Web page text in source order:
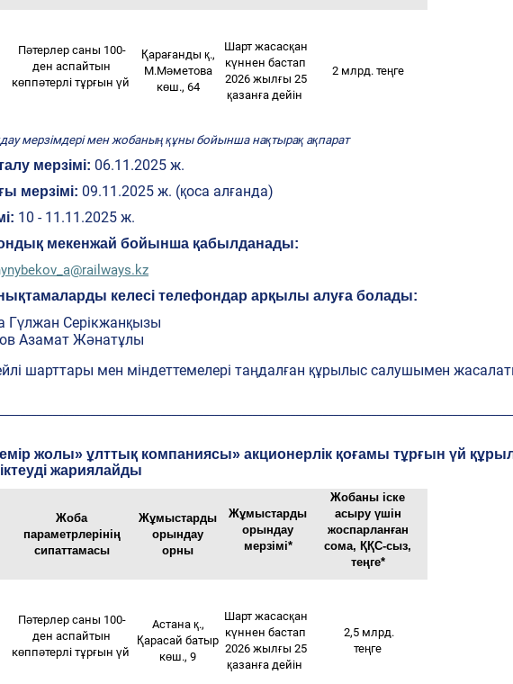
Пәтерлер саны 100-
ден аспайтын
көппәтерлі тұрғын үй
Қарағанды қ.,
М.Мәметова
көш., 64
Шарт жасасқан
күннен бастап
2026 жылғы 25
қазанға дейін
2 млрд. теңге
мерзімдері мен жобаның құны бойынша нақтырақ ақпарат
мерзімі: 06.11.2025 ж.
мерзімі: 09.11.2025 ж. (қоса алғанда)
10 - 11.11.2025 ж.
мекенжай бойынша қабылданады:
келесі телефондар арқылы алуға болады:
Гүлжан Серікжанқызы
Азамат Жәнатұлы
шарттары мен міндеттемелері таңдалған құрылыс салушымен
жолы» ұлттық компаниясы» акционерлік қоғамы тұрғын үй
жариялайды
Жоба
параметрлерінің
сипаттамасы
Жұмыстарды
орындау
орны
Жұмыстарды
орындау
мерзімі*
Жобаны іске
асыру үшін
жоспарланған
сома, ҚҚС-сыз,
теңге*
Пәтерлер саны 100-
ден аспайтын
көппәтерлі тұрғын үй
Астана қ.,
Қарасай батыр
көш., 9
Шарт жасасқан
күннен бастап
2026 жылғы 25
қазанға дейін
2,5 млрд.
теңге